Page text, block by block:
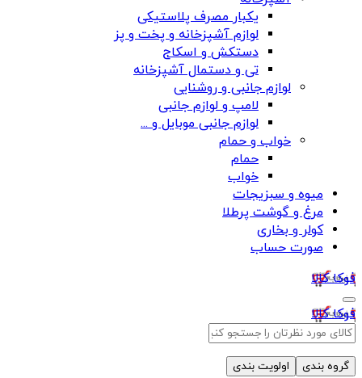
یکبار مصرف پلاستیکی
لوازم آشپزخانه و پخت و پز
دستکش و اسکاج
تی و دستمال آشپزخانه
لوازم جانبی و روشنایی
لامپ و لوازم جانبی
لوازم جانبی موبایل و ...
خواب و حمام
حمام
خواب
میوه و سبزیجات
مرغ و گوشت پرطلا
کولر و بخاری
صورت حساب
فوکا کالا
فوکا کالا
گروه بندی اولویت بندی